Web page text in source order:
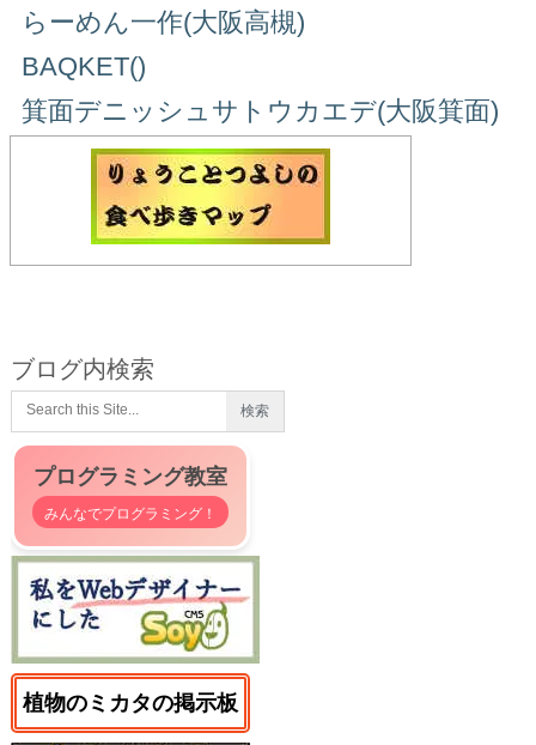
らーめん一作(大阪高槻)
BAQKET()
箕面デニッシュサトウカエデ(大阪箕面)
ブログ内検索
プログラミング教室
みんなでプログラミング！
植物のミカタの掲示板